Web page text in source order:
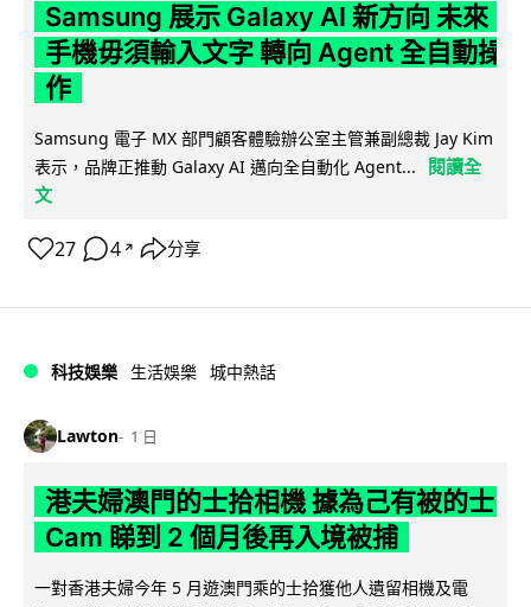
Samsung 展示 Galaxy AI 新方向 未來
手機毋須輸入文字 轉向 Agent 全自動操
作
Samsung 電子 MX 部門顧客體驗辦公室主管兼副總裁 Jay Kim
表示，品牌正推動 Galaxy AI 邁向全自動化 Agent...
閱讀全
文
27 4 ↗ 分享
科技娛樂 生活娛樂 城中熱話
Lawton 1 日
港夫婦澳門的士拾相機 據為己有被的士
Cam 睇到 2 個月後再入境被捕
一對香港夫婦今年 5 月遊澳門乘的士拾獲他人遺留相機及電